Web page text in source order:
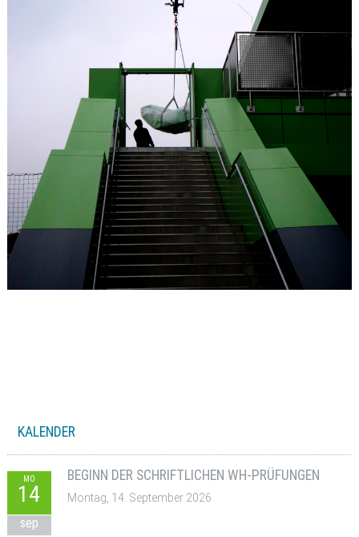
KALENDER
MO
14
sep
BEGINN DER SCHRIFTLICHEN WH-PRÜFUNGEN
Montag, 14. September 2026